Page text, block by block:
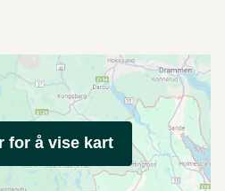
for å vise kart